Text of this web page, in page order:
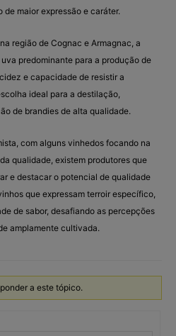
de maior expressão e caráter.
região de Cognac e Armagnac, a
predominante para a produção de
e capacidade de resistir a
ideal para a destilação,
de brandies de alta qualidade.
com alguns vinhedos focando na
qualidade, existem produtores que
e destacar o potencial de qualidade
que expressam terroir específico,
de sabor, desafiando as percepções
amplamente cultivada.
a este tópico.